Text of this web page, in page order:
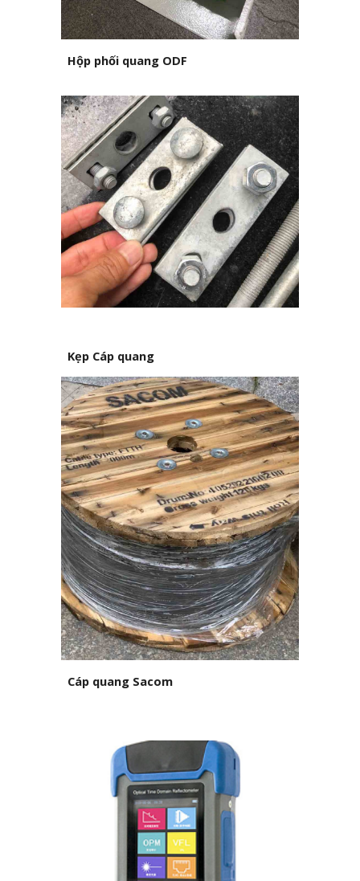
Hộp phối quang ODF
Kẹp Cáp quang
Cáp quang Sacom